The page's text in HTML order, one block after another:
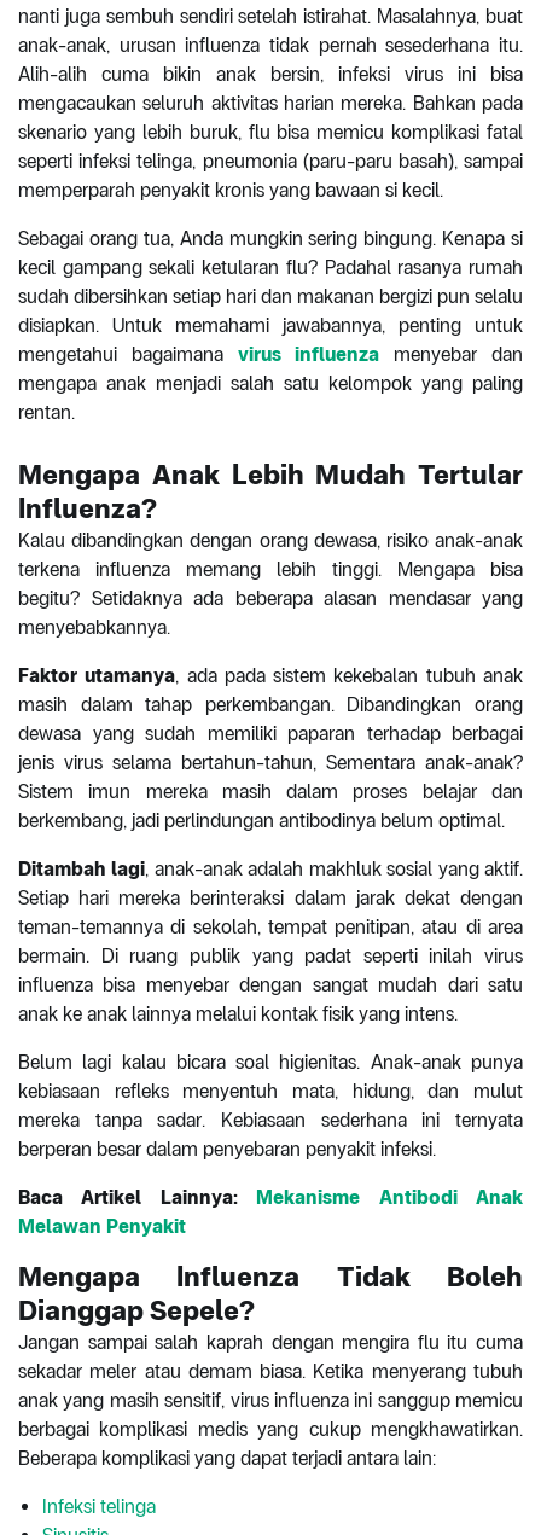
nanti juga sembuh sendiri setelah istirahat. Masalahnya, buat
anak-anak, urusan influenza tidak pernah sesederhana itu.
Alih-alih cuma bikin anak bersin, infeksi virus ini bisa
mengacaukan seluruh aktivitas harian mereka. Bahkan pada
skenario yang lebih buruk, flu bisa memicu komplikasi fatal
seperti infeksi telinga, pneumonia (paru-paru basah), sampai
memperparah penyakit kronis yang bawaan si kecil.
Sebagai orang tua, Anda mungkin sering bingung. Kenapa si
kecil gampang sekali ketularan flu? Padahal rasanya rumah
sudah dibersihkan setiap hari dan makanan bergizi pun selalu
disiapkan. Untuk memahami jawabannya, penting untuk
mengetahui bagaimana virus influenza menyebar dan
mengapa anak menjadi salah satu kelompok yang paling
rentan.
Mengapa Anak Lebih Mudah Tertular
Influenza?
Kalau dibandingkan dengan orang dewasa, risiko anak-anak
terkena influenza memang lebih tinggi. Mengapa bisa
begitu? Setidaknya ada beberapa alasan mendasar yang
menyebabkannya.
Faktor utamanya, ada pada sistem kekebalan tubuh anak
masih dalam tahap perkembangan. Dibandingkan orang
dewasa yang sudah memiliki paparan terhadap berbagai
jenis virus selama bertahun-tahun, Sementara anak-anak?
Sistem imun mereka masih dalam proses belajar dan
berkembang, jadi perlindungan antibodinya belum optimal.
Ditambah lagi, anak-anak adalah makhluk sosial yang aktif.
Setiap hari mereka berinteraksi dalam jarak dekat dengan
teman-temannya di sekolah, tempat penitipan, atau di area
bermain. Di ruang publik yang padat seperti inilah virus
influenza bisa menyebar dengan sangat mudah dari satu
anak ke anak lainnya melalui kontak fisik yang intens.
Belum lagi kalau bicara soal higienitas. Anak-anak punya
kebiasaan refleks menyentuh mata, hidung, dan mulut
mereka tanpa sadar. Kebiasaan sederhana ini ternyata
berperan besar dalam penyebaran penyakit infeksi.
Baca Artikel Lainnya: Mekanisme Antibodi Anak
Melawan Penyakit
Mengapa Influenza Tidak Boleh
Dianggap Sepele?
Jangan sampai salah kaprah dengan mengira flu itu cuma
sekadar meler atau demam biasa. Ketika menyerang tubuh
anak yang masih sensitif, virus influenza ini sanggup memicu
berbagai komplikasi medis yang cukup mengkhawatirkan.
Beberapa komplikasi yang dapat terjadi antara lain:
Infeksi telinga